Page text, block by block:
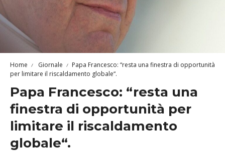
Home Giornale
Papa Francesco: “resta una finestra di opportunità
per limitare il riscaldamento globale“.
Papa Francesco: “resta una
finestra di opportunità per
limitare il riscaldamento
globale“.